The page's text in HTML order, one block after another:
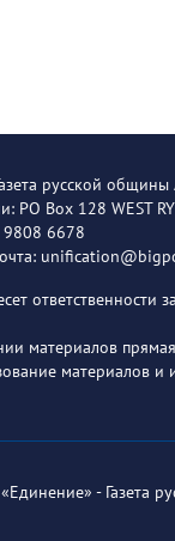
русской общины
PO Box 128 WEST
9808 6678
материалов
материалов и
- Газета